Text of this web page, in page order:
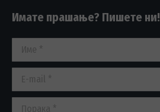
opens
window
opens
window
opens
window
Имате прашање? Пишете ни!